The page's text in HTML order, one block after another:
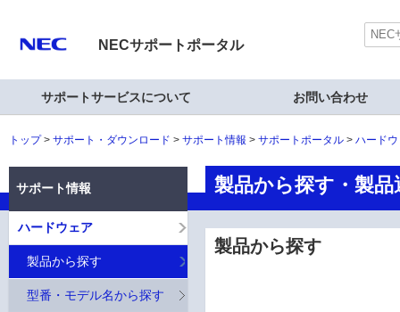
NECサポートポータル
サポートサービスについて お問い合わせ
トップ サポート・ダウンロード サポート情報 サポートポータル ハード
製品から探す・製
製品から探す
サポート情報
ハードウェア
製品から探す
型番・モデル名から探す